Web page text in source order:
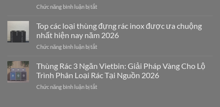
Thành
Ghép
Nghệ
Thuật
Nâng
Không
Gian
Chức năng bình luận bị tắtở
RÁC
INOX
VIETBIN:
GIẢI
SANG
TRỌNG
TRUNG
Top các loại thùng đựng rác inox được ưa chuộng
nhất hiện nay năm 2026
Chức năng bình luận bị tắtở
các
loại
thùng
đựng
Thùng Rác 3 Ngăn Vietbin: Giải Pháp Vàng Cho Lộ
Trình Phân Loại Rác Tại Nguồn 2026
Chức năng bình luận bị tắtở